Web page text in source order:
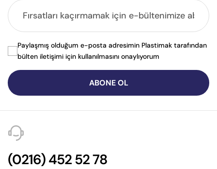
ABONE OL
Paylaşmış olduğum e-posta adresimin Plastimak tarafından
bülten iletişimi için kullanılmasını onaylıyorum
(0216) 452 52 78